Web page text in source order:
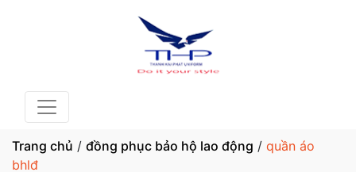
Trang chủ / đồng phục bảo hộ lao động / quần áo
bhlđ